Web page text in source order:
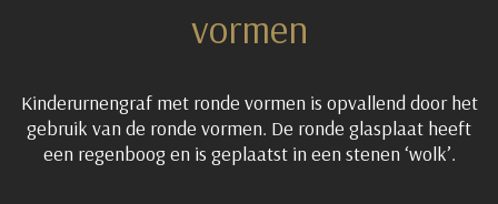
vormen
Kinderurnengraf met ronde vormen is opvallend door het
gebruik van de ronde vormen. De ronde glasplaat heeft
een regenboog en is geplaatst in een stenen ‘wolk’.